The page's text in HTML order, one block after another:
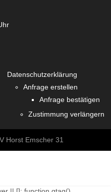
Datenschutzerklärung
Anfrage erstellen
Anfrage bestätigen
Zustimmung verlängern
Horst Emscher 31